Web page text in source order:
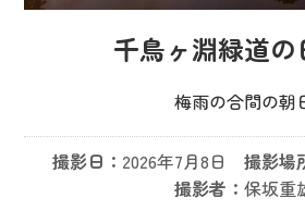
千鳥ヶ淵緑道の
梅雨の合間の朝
撮影日： 2026年7月8日 撮影場
撮影者： 保坂重